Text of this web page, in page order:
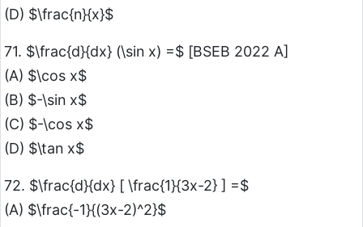
(D) $\frac{n}{x}$
71. $\frac{d}{dx} (\sin x) =$ [BSEB 2022 A]
(A) $\cos x$
(B) $-\sin x$
(C) $-\cos x$
(D) $\tan x$
72. $\frac{d}{dx} [ \frac{1}{3x-2} ] =$
(A) $\frac{-1}{(3x-2)^2}$